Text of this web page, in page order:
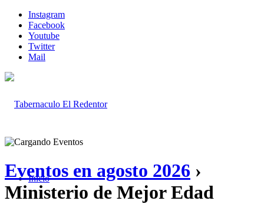
Instagram
Facebook
Youtube
Twitter
Mail
Inicio
Eventos en agosto 2026 ›
Ministerio de Mejor Edad